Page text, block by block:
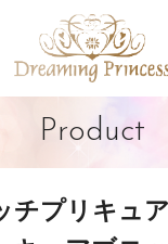
Product
チプリキュ